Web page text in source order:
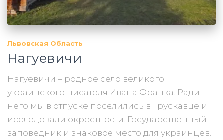
Львовская Область
Нагуевичи
Нагуевичи – родное село великого
украинского писателя Ивана Франка. Ради
него мы в отпуске поселились в Трускавце и
исследовали окрестности. Государственный
заповедник и знаковое место для украинцев.